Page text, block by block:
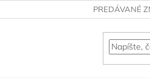
PREDÁVANÉ